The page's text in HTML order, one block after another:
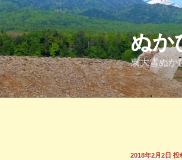
コ
ン
テ
ン
ツ
へ
ス
ぬか
東大雪ぬか
投
2018年2月2日 投